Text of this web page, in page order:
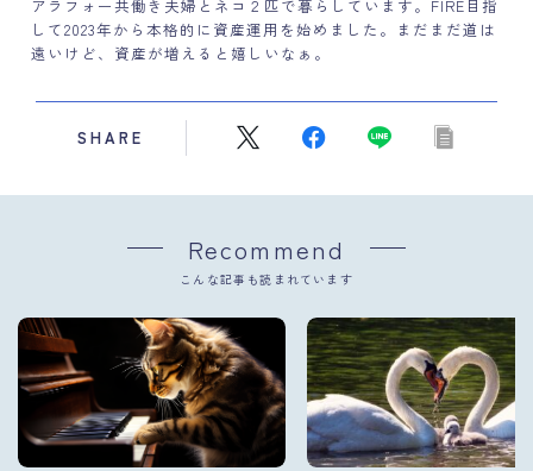
アラフォー共働き夫婦とネコ２匹で暮らしています。FIRE目指
して2023年から本格的に資産運用を始めました。まだまだ道は
遠いけど、資産が増えると嬉しいなぁ。
SHARE
Recommend
こんな記事も読まれています